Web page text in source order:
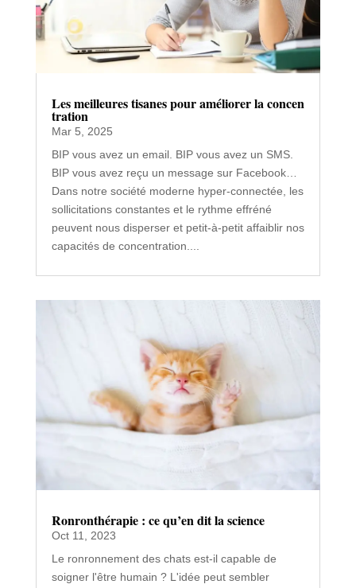
Les meilleures tisanes pour améliorer la concen
tration
Mar 5, 2025
BIP vous avez un email. BIP vous avez un SMS.
BIP vous avez reçu un message sur Facebook…
Dans notre société moderne hyper-connectée, les
sollicitations constantes et le rythme effréné
peuvent nous disperser et petit-à-petit affaiblir nos
capacités de concentration....
Ronronthérapie : ce qu’en dit la science
Oct 11, 2023
Le ronronnement des chats est-il capable de
soigner l'être humain ? L'idée peut sembler